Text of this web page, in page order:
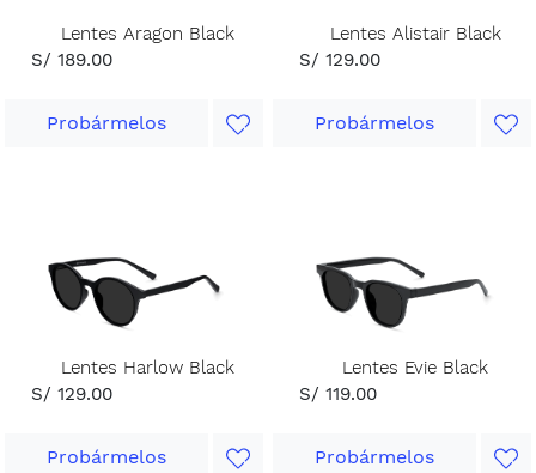
Lentes Aragon Black
S/ 189.00
Probármelos
Lentes Alistair Black
S/ 129.00
Probármelos
Lentes Harlow Black
S/ 129.00
Probármelos
Lentes Evie Black
S/ 119.00
Probármelos